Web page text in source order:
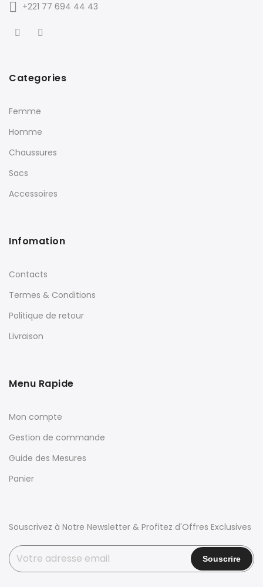
+221 77 694 44 43
Categories
Femme
Homme
Chaussures
Sacs
Accessoires
Infomation
Contacts
Termes & Conditions
Politique de retour
Livraison
Menu Rapide
Mon compte
Gestion de commande
Guide des Mesures
Panier
Souscrivez à Notre Newsletter & Profitez d'Offres Exclusives